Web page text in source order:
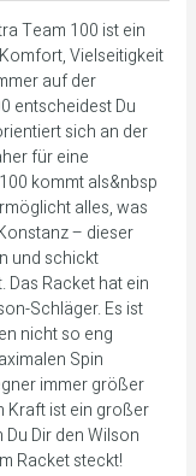
Team 100 ist ein
Vielseitigkeit
auf der
entscheidest Du
sich an der
für eine
kommt als&nbsp
alles, was
– dieser
und schickt
Das Racket hat ein
Schläger. Es ist
nicht so eng
Spin
immer größer
Kraft ist ein großer
Dir den Wilson
Racket steckt!